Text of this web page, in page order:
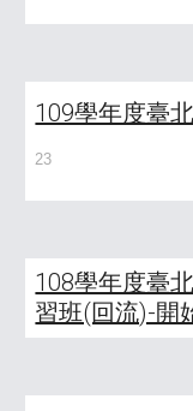
109學年度臺
23
108學年度臺
習班(回流)-開